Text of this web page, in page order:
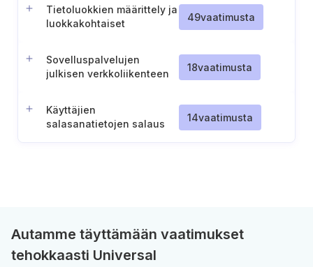
Tietoluokkien määrittely ja
luokkakohtaiset
49vaatimusta
Sovelluspalvelujen
julkisen verkkoliikenteen
18vaatimusta
Käyttäjien
salasanatietojen salaus
14vaatimusta
Autamme täyttämään vaatimukset
tehokkaasti Universal